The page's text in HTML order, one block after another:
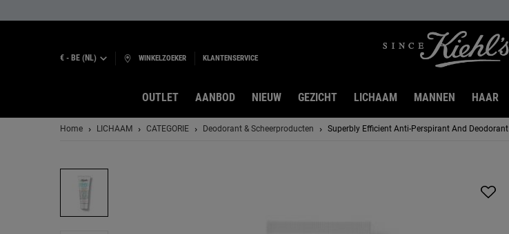
€ - BE (NL) WINKELZOEKER KLANTENSERVICE
OUTLET AANBOD NIEUW GEZICHT LICHAAM MANNEN HAAR
Home LICHAAM CATEGORIE Deodorant & Scheerproducten Superbly Efficient Anti-Perspirant And Deodorant